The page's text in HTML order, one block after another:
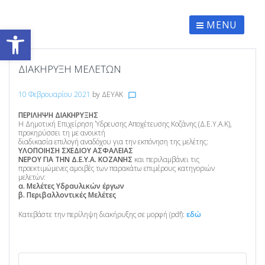
Ανοίξτε τη γραμμή εργαλείων MENU
ΔΙΑΚΗΡΥΞΗ ΜΕΛΕΤΩΝ
10 Φεβρουαρίου 2021 by ΔΕΥΑΚ chat_bubble_outline
ΠΕΡΙΛΗΨΗ ΔΙΑΚΗΡΥΞΗΣ
Η Δημοτική Επιχείρηση Ύδρευσης Αποχέτευσης Κοζάνης (Δ.Ε.Υ.Α.Κ),
προκηρύσσει τη με ανοικτή
διαδικασία επιλογή αναδόχου για την εκπόνηση της μελέτης:
ΥΛΟΠΟΙΗΣΗ ΣΧΕΔΙΟΥ ΑΣΦΑΛΕΙΑΣ
ΝΕΡΟΥ ΓΙΑ ΤΗΝ Δ.Ε.Υ.Α. ΚΟΖΑΝΗΣ και περιλαμβάνει τις
προεκτιμώμενες αμοιβές των παρακάτω επιμέρους κατηγοριών
μελετών:
α. Μελέτες Υδραυλικών έργων
β. Περιβαλλοντικές Μελέτες
Κατεβάστε την περίληψη διακήρυξης σε μορφή (pdf): εδώ
ΠΛΟΉΓΗΣΗ